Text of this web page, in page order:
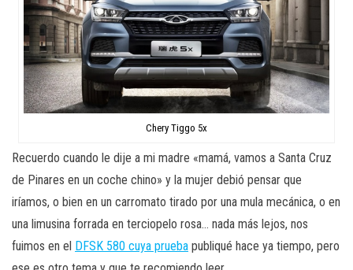
Chery Tiggo 5x
Recuerdo cuando le dije a mi madre «mamá, vamos a Santa Cruz
de Pinares en un coche chino» y la mujer debió pensar que
iríamos, o bien en un carromato tirado por una mula mecánica, o en
una limusina forrada en terciopelo rosa… nada más lejos, nos
fuimos en el DFSK 580 cuya prueba publiqué hace ya tiempo, pero